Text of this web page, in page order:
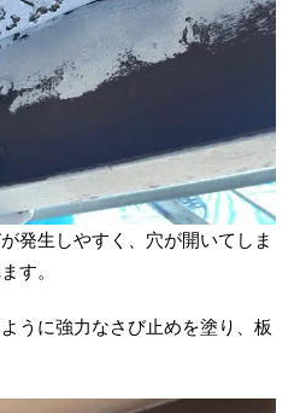
発生しやすく、穴が開いてしま
す。
うに強力なさび止めを塗り、板